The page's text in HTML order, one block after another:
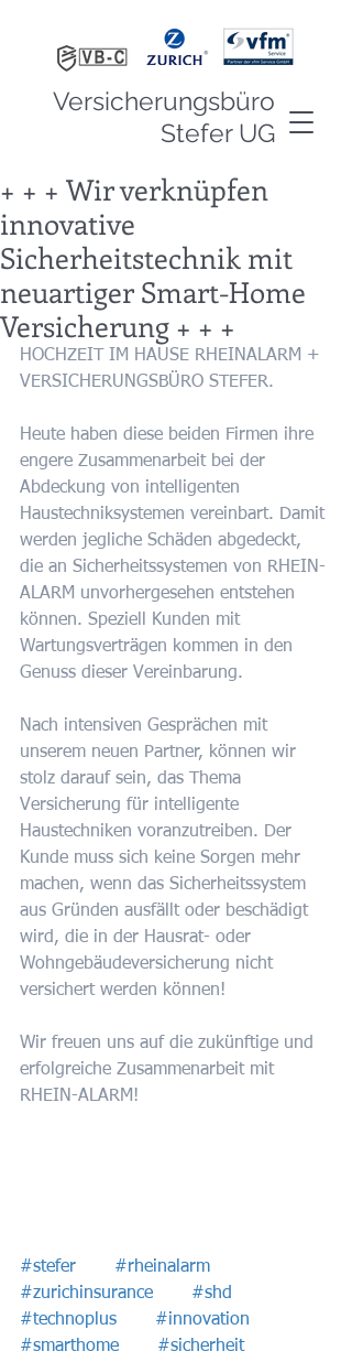
Versicherungsbüro
Stefer UG
+ + + Wir verknüpfen
innovative
Sicherheitstechnik mit
neuartiger Smart-Home
Versicherung + + +
HOCHZEIT IM HAUSE RHEINALARM +
VERSICHERUNGSBÜRO STEFER.
Heute haben diese beiden Firmen ihre
engere Zusammenarbeit bei der
Abdeckung von intelligenten
Haustechniksystemen vereinbart. Damit
werden jegliche Schäden abgedeckt,
die an Sicherheitssystemen von RHEIN-
ALARM unvorhergesehen entstehen
können. Speziell Kunden mit
Wartungsverträgen kommen in den
Genuss dieser Vereinbarung.
Nach intensiven Gesprächen mit
unserem neuen Partner, können wir
stolz darauf sein, das Thema
Versicherung für intelligente
Haustechniken voranzutreiben. Der
Kunde muss sich keine Sorgen mehr
machen, wenn das Sicherheitssystem
aus Gründen ausfällt oder beschädigt
wird, die in der Hausrat- oder
Wohngebäudeversicherung nicht
versichert werden können!
Wir freuen uns auf die zukünftige und
erfolgreiche Zusammenarbeit mit
RHEIN-ALARM!
#stefer
#rheinalarm
#zurichinsurance
#shd
#technoplus
#innovation
#smarthome
#sicherheit